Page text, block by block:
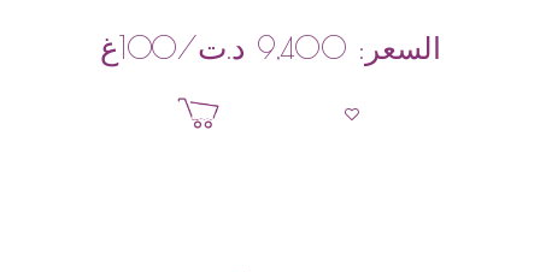
السعر:9,400 د.ت/100غ
إضافة إلى السلة